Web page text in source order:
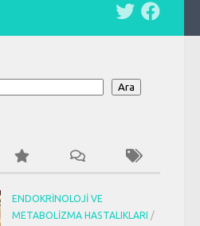
Ara
ENDOKRINOLOJI VE
METABOLIZMA HASTALIKLARI /